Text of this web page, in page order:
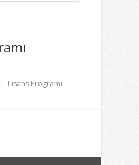
Lisans Programı